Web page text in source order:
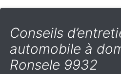
Conseils
automobile à
Ronsele 9932